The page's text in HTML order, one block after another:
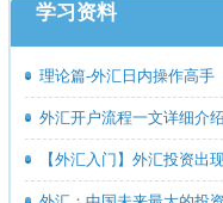
学习资料
理论篇-外汇日内操作高手